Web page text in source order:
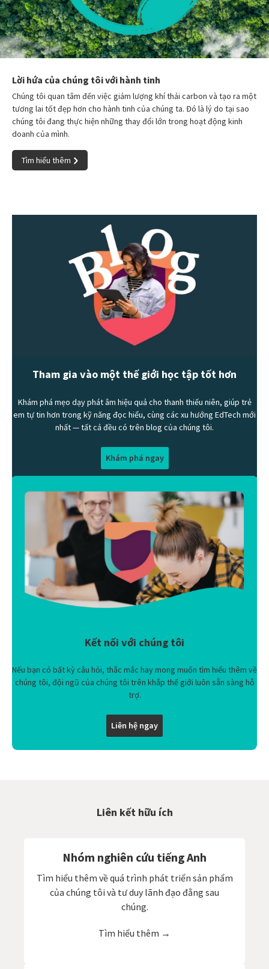
Lời hứa của chúng tôi với hành tinh
Chúng tôi quan tâm đến việc giảm lượng khí thải carbon và tạo ra một
tương lai tốt đẹp hơn cho hành tinh của chúng ta. Đó là lý do tại sao
chúng tôi đang thực hiện những thay đổi lớn trong hoạt động kinh
doanh của mình.
Tìm hiểu thêm
Tham gia vào một thế giới học tập tốt hơn
Khám phá mẹo dạy phát âm hiệu quả cho thanh thiếu niên, giúp trẻ
em tự tin hơn trong kỹ năng đọc hiểu, cùng các xu hướng EdTech mới
nhất — tất cả đều có trên blog của chúng tôi.
Khám phá ngay
Kết nối với chúng tôi
Nếu bạn có bất kỳ câu hỏi, thắc mắc hay mong muốn tìm hiểu thêm về
chúng tôi, đội ngũ của chúng tôi trên khắp thế giới luôn sẵn sàng hỗ
trợ.
Liên hệ ngay
Liên kết hữu ích
Nhóm nghiên cứu tiếng Anh
Tìm hiểu thêm về quá trình phát triển sản phẩm
của chúng tôi và tư duy lãnh đạo đằng sau
chúng.
Tìm hiểu thêm →